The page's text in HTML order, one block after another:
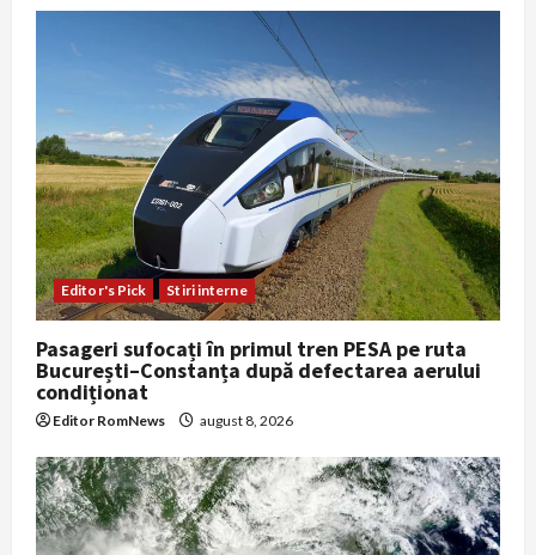
Editor's Pick Stiri interne
Pasageri sufocați în primul tren PESA pe ruta
București–Constanța după defectarea aerului
condiționat
Editor RomNews august 8, 2026